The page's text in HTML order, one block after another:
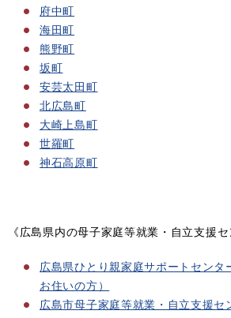
府中町
海田町
熊野町
坂町
安芸太田町
北広島町
大崎上島町
世羅町
神石高原町
《広島県内の母子家庭等就業・自立支援セ
広島県ひとり親家庭サポートセンタ
お住いの方）
広島市母子家庭等就業・自立支援セ